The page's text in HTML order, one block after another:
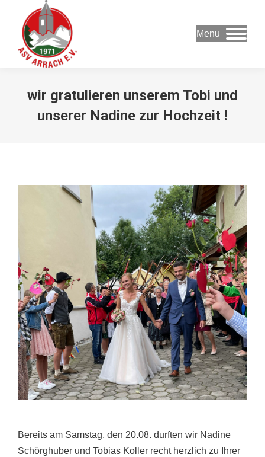
Menu
wir gratulieren unserem Tobi und
unserer Nadine zur Hochzeit !
Bereits am Samstag, den 20.08. durften wir Nadine
Schörghuber und Tobias Koller recht herzlich zu Ihrer